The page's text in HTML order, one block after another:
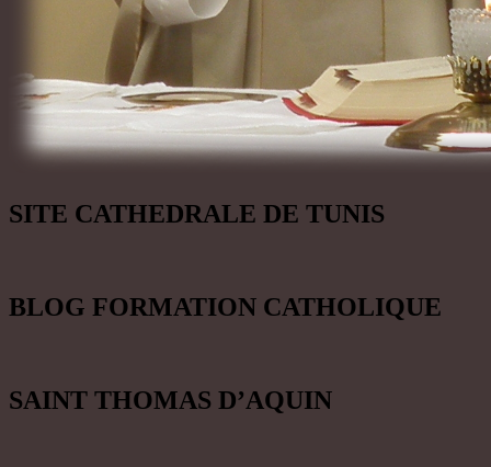
SITE CATHEDRALE DE TUNIS
BLOG FORMATION CATHOLIQUE
SAINT THOMAS D’AQUIN